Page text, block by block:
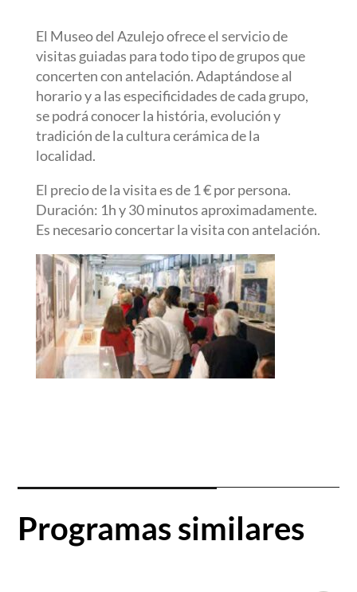
El Museo del Azulejo ofrece el servicio de
visitas guiadas para todo tipo de grupos que
concerten con antelación. Adaptándose al
horario y a las especificidades de cada grupo,
se podrá conocer la história, evolución y
tradición de la cultura cerámica de la
localidad.
El precio de la visita es de 1 € por persona.
Duración: 1h y 30 minutos aproximadamente.
Es necesario concertar la visita con antelación.
Programas similares